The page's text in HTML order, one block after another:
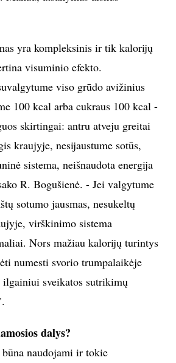
yra kompleksinis ir tik kalorijų
visuminio efekto.
viso grūdo avižinius
100 kcal arba cukraus 100 kcal -
skirtingai: antru atveju greitai
kraujyje, nesijaustume sotūs,
sistema, neišnaudota energija
R. Bogušienė. - Jei valgytume
sotumo jausmas, nesukeltų
virškinimo sistema
Nors mažiau kalorijų turintys
numesti svorio trumpalaikėje
ilgainiui sveikatos sutrikimų
dalys?
naudojami ir tokie